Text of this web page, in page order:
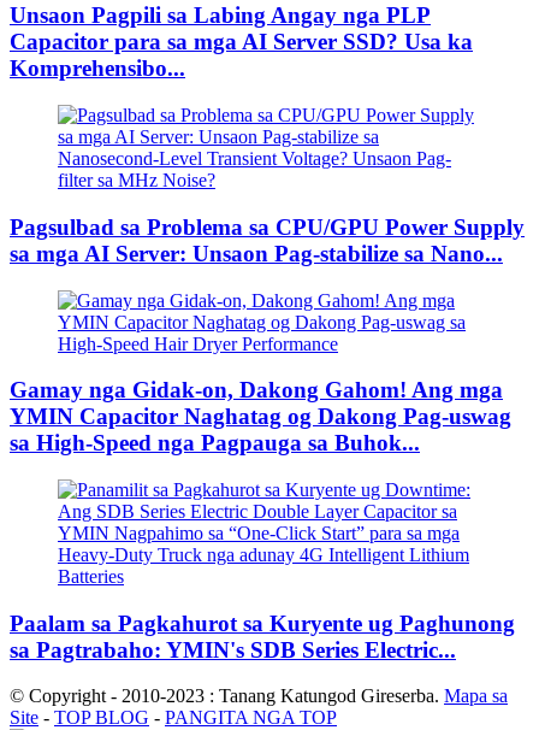
Unsaon Pagpili sa Labing Angay nga PLP
Capacitor para sa mga AI Server SSD? Usa ka
Komprehensibo...
Pagsulbad sa Problema sa CPU/GPU Power Supply
sa mga AI Server: Unsaon Pag-stabilize sa Nano...
Gamay nga Gidak-on, Dakong Gahom! Ang mga
YMIN Capacitor Naghatag og Dakong Pag-uswag
sa High-Speed ​​​​nga Pagpauga sa Buhok...
Paalam sa Pagkahurot sa Kuryente ug Paghunong
sa Pagtrabaho: YMIN's SDB Series Electric...
© Copyright - 2010-2023 : Tanang Katungod Gireserba. Mapa sa
Site - TOP BLOG - PANGITA NGA TOP